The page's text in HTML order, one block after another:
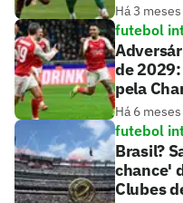
Há 3 meses
futebol
de
pela
Há 6 meses
futebol
Brasil?
chance'
Clubes